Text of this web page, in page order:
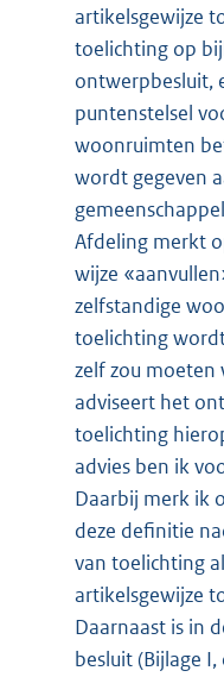
artikelsgewijze
toelichting op
ontwerpbesluit,
puntenstelsel
woonruimten
wordt gegeven
Afdeling merkt
wijze
zelfstandige
toelichting
zelf zou moeten
adviseert het
toelichting
advies ben ik
Daarbij merk ik
deze definitie
van toelichting
artikelsgewijze
Daarnaast is in
besluit (Bijlage